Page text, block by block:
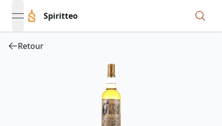
open navigation menu
Spiritteo
Retour